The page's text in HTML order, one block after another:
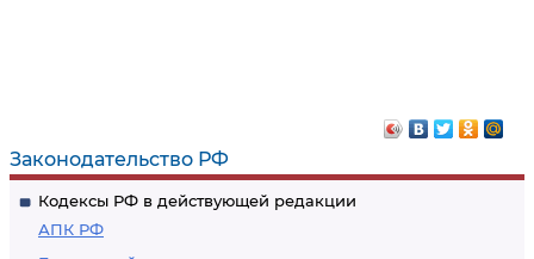
Законодательство РФ
Кодексы РФ в действующей редакции
АПК РФ